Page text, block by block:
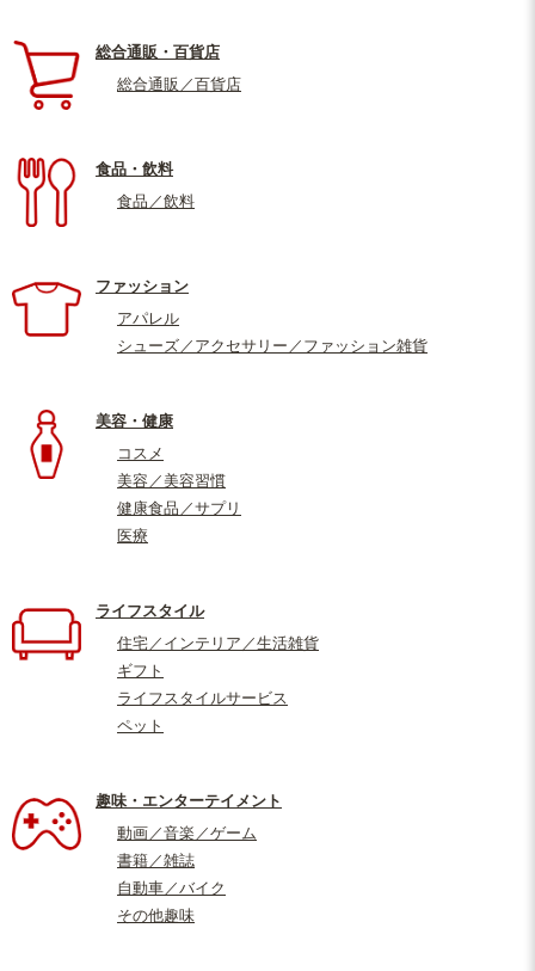
総合通販・百貨店
総合通販／百貨店
食品・飲料
食品／飲料
ファッション
アパレル
シューズ／アクセサリー／ファッション雑貨
美容・健康
コスメ
美容／美容習慣
健康食品／サプリ
医療
ライフスタイル
住宅／インテリア／生活雑貨
ギフト
ライフスタイルサービス
ペット
趣味・エンターテイメント
動画／音楽／ゲーム
書籍／雑誌
自動車／バイク
その他趣味